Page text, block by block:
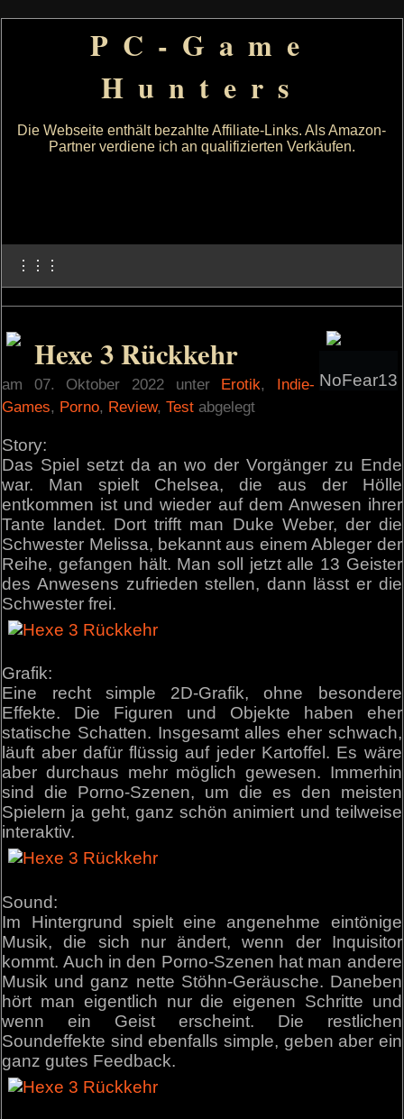
PC-Game
Hunters
Die Webseite enthält bezahlte Affiliate-Links. Als Amazon-
Partner verdiene ich an qualifizierten Verkäufen.
⋮⋮⋮
NoFear13
Hexe 3 Rückkehr
am 07. Oktober 2022 unter Erotik, Indie-
Games, Porno, Review,Test abgelegt
Story:
Das Spiel setzt da an wo der Vorgänger zu Ende
war. Man spielt Chelsea, die aus der Hölle
entkommen ist und wieder auf dem Anwesen ihrer
Tante landet. Dort trifft man Duke Weber, der die
Schwester Melissa, bekannt aus einem Ableger der
Reihe, gefangen hält. Man soll jetzt alle 13 Geister
des Anwesens zufrieden stellen, dann lässt er die
Schwester frei.
Grafik:
Eine recht simple 2D-Grafik, ohne besondere
Effekte. Die Figuren und Objekte haben eher
statische Schatten. Insgesamt alles eher schwach,
läuft aber dafür flüssig auf jeder Kartoffel. Es wäre
aber durchaus mehr möglich gewesen. Immerhin
sind die Porno-Szenen, um die es den meisten
Spielern ja geht, ganz schön animiert und teilweise
interaktiv.
Sound:
Im Hintergrund spielt eine angenehme eintönige
Musik, die sich nur ändert, wenn der Inquisitor
kommt. Auch in den Porno-Szenen hat man andere
Musik und ganz nette Stöhn-Geräusche. Daneben
hört man eigentlich nur die eigenen Schritte und
wenn ein Geist erscheint. Die restlichen
Soundeffekte sind ebenfalls simple, geben aber ein
ganz gutes Feedback.